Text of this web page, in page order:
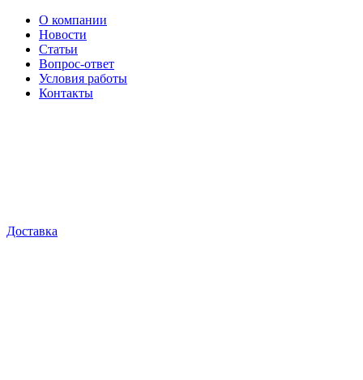
О компании
Новости
Статьи
Вопрос-ответ
Условия работы
Контакты
Доставка